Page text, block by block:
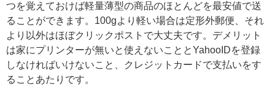
つを覚えておけば軽量薄型の商品のほとんどを最安値で送
ることができます。100gより軽い場合は定形外郵便、それ
より以外はほぼクリックポストで大丈夫です。デメリット
は家にプリンターが無いと使えないこととYahooIDを登録
しなければいけないこと、クレジットカードで支払いをす
ることあたりです。